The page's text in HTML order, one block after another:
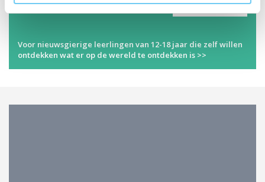
Voor nieuwsgierige leerlingen van 12-18 jaar die zelf willen
ontdekken wat er op de wereld te ontdekken is >>